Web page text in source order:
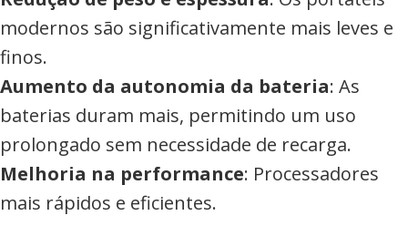
modernos são significativamente mais leves e
finos.
Aumento da autonomia da bateria: As
baterias duram mais, permitindo um uso
prolongado sem necessidade de recarga.
Melhoria na performance: Processadores
mais rápidos e eficientes.